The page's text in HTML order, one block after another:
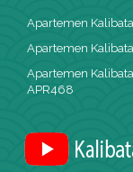
Apartemen
Apartemen
Apartemen
APR468